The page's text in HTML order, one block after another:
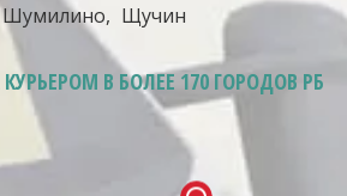
Шумилино Щучин
В БОЛЕЕ 170 ГОРОДОВ РБ